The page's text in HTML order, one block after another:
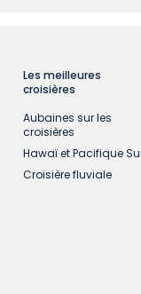
Les meilleures
croisières
Aubaines sur les
croisières
Hawaï et Pacifique
Croisière fluviale